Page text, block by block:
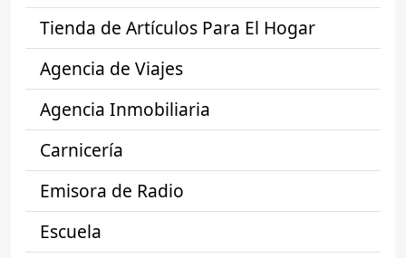
Tienda de Artículos Para El Hogar
Agencia de Viajes
Agencia Inmobiliaria
Carnicería
Emisora de Radio
Escuela